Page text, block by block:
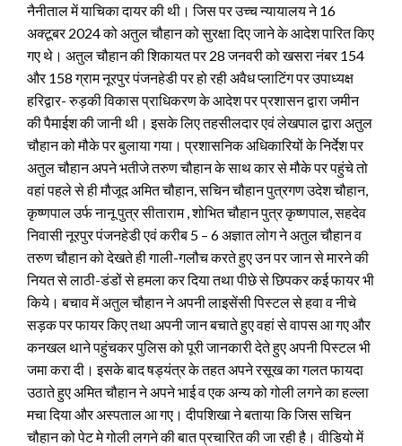
नैनीताल में याचिका दायर की थी। जिस पर उच्च न्यायालय ने 16
अक्टूबर 2024 को अतुल चौहान को सुरक्षा दिए जाने के आदेश पारित किए
गए थे। अतुल चौहान की शिकायत पर 28 जनवरी को खसरा नंबर 154
और 158 ग्राम नूरपुर पंजनहेडी पर हो रही अवैध प्लाटिंग पर उपाध्यक्ष
हरिद्वार- रुड़की विकास प्राधिकरण के आदेश पर प्रशासन द्वारा जमीन
की पैमाईश की जानी थी। इसके लिए तहसीलदार एवं लेखपाल द्वारा अतुल
चौहान को मौके पर बुलाया गया। प्रशासनिक अधिकारियों के निर्देश पर
अतुल चौहान अपने भतीजे तरुण चौहान के साथ कार से मौके पर पहुंचे तो
वहां पहले से ही मौजूद अमित चौहान, सचिन चौहान पुत्रगण उदेश चौहान,
कृष्णपाल उर्फ नानू पुत्र सीताराम , शोभित चौहान पुत्र कृष्णपाल, सहदेव
निवासी नूरपुर पंजनहेडी एवं करीब 5 – 6 अज्ञात लोग ने अतुल चौहान व
तरुण चौहान को देखते ही गाली-गलौच करते हुए उन पर जान से मारने की
नियत से लाठी-डंडों से हमला कर दिया तथा पीछे से छिपकर कई फायर भी
किये। बचाव में अतुल चौहान ने अपनी लाइसेंसी पिस्टल से हवा व नीचे
सड़क पर फायर किए तथा अपनी जान बचाते हुए वहां से वापस आ गए और
कनखल थाने पहुंचकर पुलिस को पूरी जानकारी देते हुए अपनी पिस्टल भी
जमा करा दी। इसके बाद षड्यंत्र के तहत अपने रसूख का गलत फायदा
उठाते हुए अमित चौहान ने अपने भाई व एक अन्य को गोली लगने का हल्ला
मचा दिया और अस्पताल आ गए। दीपशिखा ने बताया कि जिस सचिन
चौहान को पेट मे गोली लगने की बात प्रचारित की जा रही है। वीडियो में